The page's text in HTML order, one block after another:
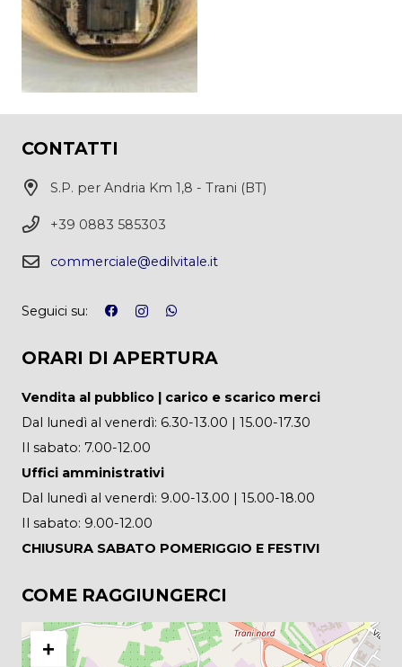
CONTATTI
S.P. per Andria Km 1,8 - Trani (BT)
+39 0883 585303
commerciale@edilvitale.it
Seguici su:
ORARI DI APERTURA
Vendita al pubblico | carico e scarico merci
Dal lunedì al venerdì: 6.30-13.00 | 15.00-17.30
Il sabato: 7.00-12.00
Uffici amministrativi
Dal lunedì al venerdì: 9.00-13.00 | 15.00-18.00
Il sabato: 9.00-12.00
CHIUSURA SABATO POMERIGGIO E FESTIVI
COME RAGGIUNGERCI
+